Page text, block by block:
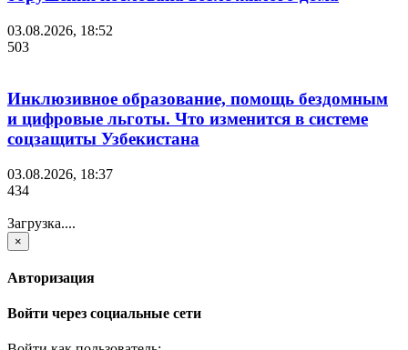
03.08.2026, 18:52
503
Инклюзивное образование, помощь бездомным
и цифровые льготы. Что изменится в системе
соцзащиты Узбекистана
03.08.2026, 18:37
434
Загрузка....
×
Авторизация
Войти через социальные сети